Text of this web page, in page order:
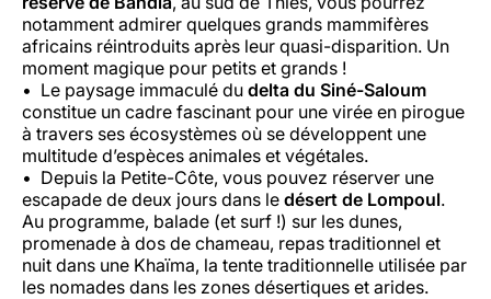
notamment admirer quelques grands mammifères
africains réintroduits après leur quasi-disparition. Un
moment magique pour petits et grands !
Le paysage immaculé du delta du Siné-Saloum
constitue un cadre fascinant pour une virée en pirogue
à travers ses écosystèmes où se développent une
multitude d’espèces animales et végétales.
Depuis la Petite-Côte, vous pouvez réserver une
escapade de deux jours dans le désert de Lompoul.
Au programme, balade (et surf !) sur les dunes,
promenade à dos de chameau, repas traditionnel et
nuit dans une Khaïma, la tente traditionnelle utilisée par
les nomades dans les zones désertiques et arides.